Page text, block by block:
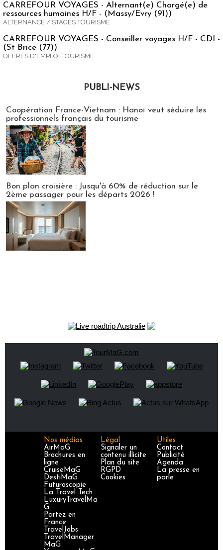
CARREFOUR VOYAGES - Alternant(e) Chargé(e) de
ressources humaines H/F - (Massy/Evry (91))
ALTERNANCE / STAGES TOURISME
CARREFOUR VOYAGES - Conseiller voyages H/F - CDI -
(St Brice (77))
OFFRES D'EMPLOI TOURISME
PUBLI-NEWS
Coopération France-Vietnam : Hanoï veut séduire les
professionnels français du tourisme
Bon plan croisière : Jusqu'à 60% de réduction sur le
2ème passager pour les départs 2026 !
Nos médias
AirMaG
Brochures en
ligne
CruiseMaG
DestiMaG
Futuroscopie
La Travel Tech
LuxuryTravelMa
G
Partez en
France
TravelJobs
TravelManager
MaG
Légal
Signaler un
contenu illicite
Plan du site
RGPD
Cookies
Utiles
Contact
Publicité
Agenda
La presse en
parle